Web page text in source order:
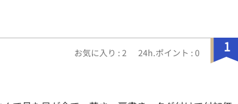
1
お気に入り : 2 24h.ポイント : 0